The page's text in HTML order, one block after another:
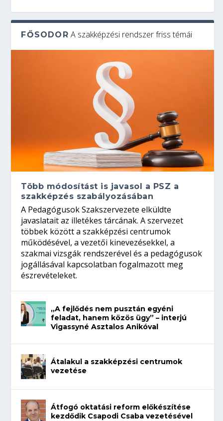
FŐSODOR A szakképzési rendszer friss témái
Több módosítást is javasol a PSZ a
szakképzés szabályozásában
A Pedagógusok Szakszervezete elküldte
javaslatait az illetékes tárcának. A szervezet
többek között a szakképzési centrumok
működésével, a vezetői kinevezésekkel, a
szakmai vizsgák rendszerével és a pedagógusok
jogállásával kapcsolatban fogalmazott meg
észrevételeket.
„A fejlődés nem pusztán egyéni
feladat, hanem közös ügy” – interjú
Vigassyné Asztalos Anikóval
Átalakul a szakképzési centrumok
vezetése
Átfogó oktatási reform előkészítése
kezdődik Csapodi Csaba vezetésével